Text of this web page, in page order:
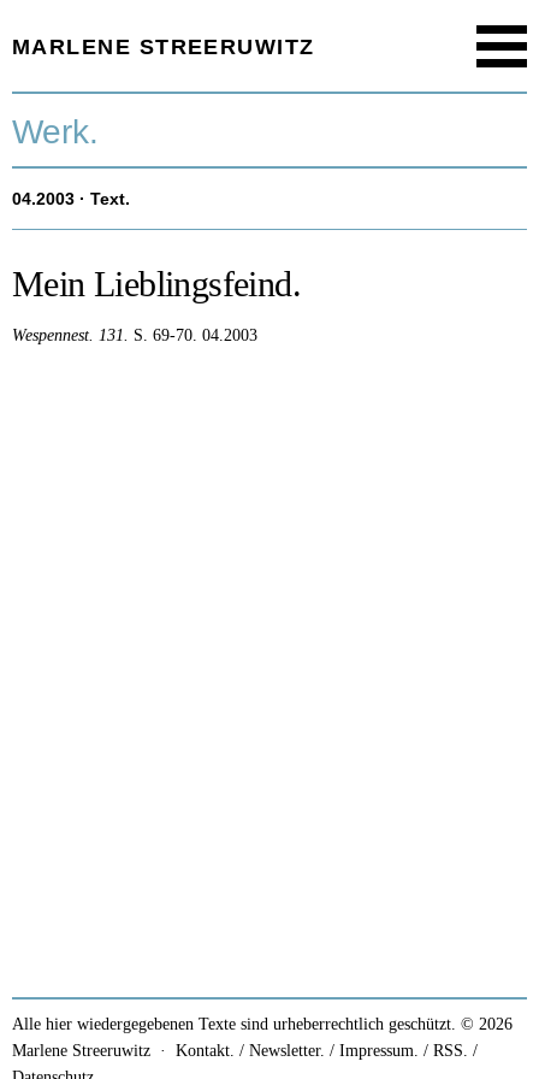
MARLENE STREERUWITZ
Timeline.
Texte.
Aktuell.
Werk.
04.2003 · Text.
Mein Lieblingsfeind.
Wespennest. 131. S. 69-70. 04.2003
Alle hier wiedergegebenen Texte sind urheberrechtlich geschützt. © 2026
Marlene Streeruwitz · Kontakt. / Newsletter. / Impressum. / RSS. /